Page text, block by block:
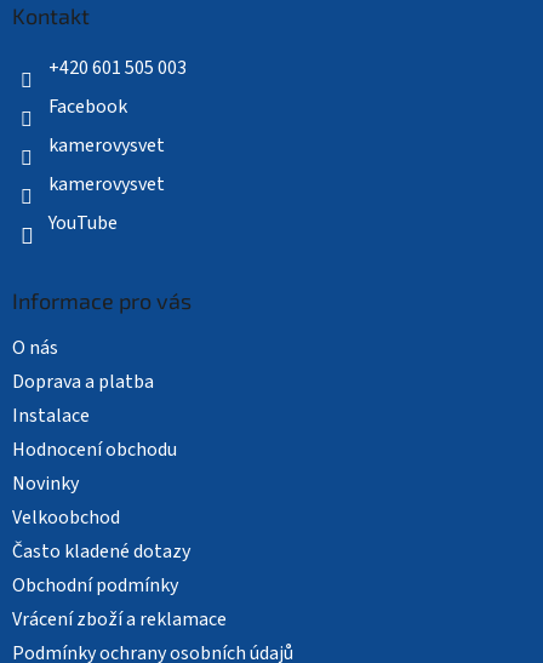
Kontakt
+420 601 505 003
Facebook
kamerovysvet
kamerovysvet
YouTube
Informace pro vás
O nás
Doprava a platba
Instalace
Hodnocení obchodu
Novinky
Velkoobchod
Často kladené dotazy
Obchodní podmínky
Vrácení zboží a reklamace
Podmínky ochrany osobních údajů